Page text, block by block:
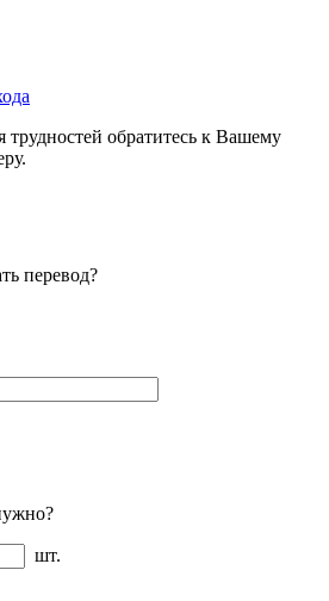
трудностей обратитесь к Вашему
перевод?
шт.